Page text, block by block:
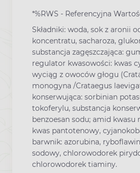
*%RWS - Referencyjna
Składniki: woda, sok z aronii
koncentratu, sacharoza,
substancja zagęszczająca:
regulator kwasowości: kwas
wyciąg z owoców głogu
monogyna /Crataegus
konserwująca: sorbinian
tokoferylu, substancja
benzoesan sodu; amid kwasu
kwas pantotenowy,
barwnik: azorubina,
sodowy, chlorowodorek
chlorowodorek tiaminy.